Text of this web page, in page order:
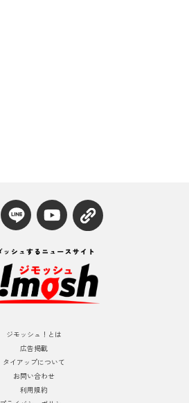
ジモッシュ！とは
広告掲載
タイアップについて
お問い合わせ
利用規約